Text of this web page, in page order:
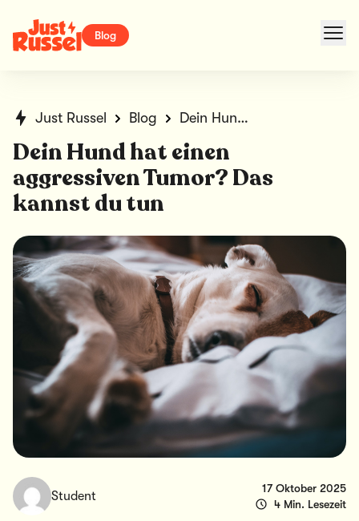
Blog
Just Russel Blog Dein Hund hat einen aggressiven Tumor? Das kannst du tun
Dein Hund hat einen
aggressiven Tumor? Das
kannst du tun
Student
17 Oktober 2025
4 Min. Lesezeit